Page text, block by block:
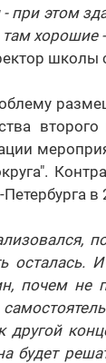
- при этом
там хорошие
школы
Петербурга
почем не
будет